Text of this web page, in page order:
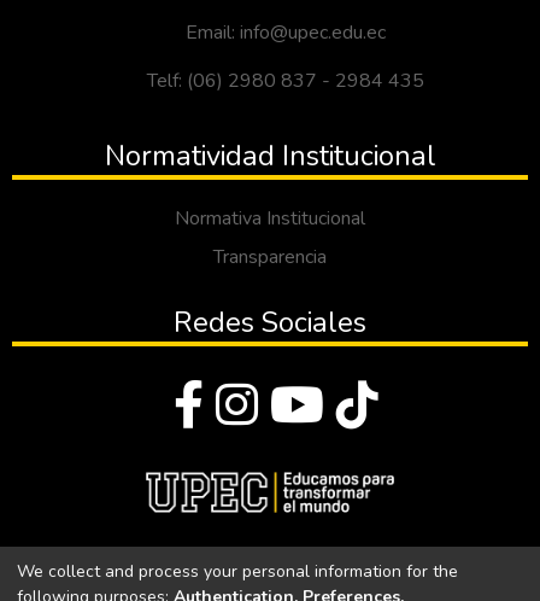
Email: info@upec.edu.ec
Telf: (06) 2980 837 - 2984 435
Normatividad Institucional
Normativa Institucional
Transparencia
Redes Sociales
We collect and process your personal information for the